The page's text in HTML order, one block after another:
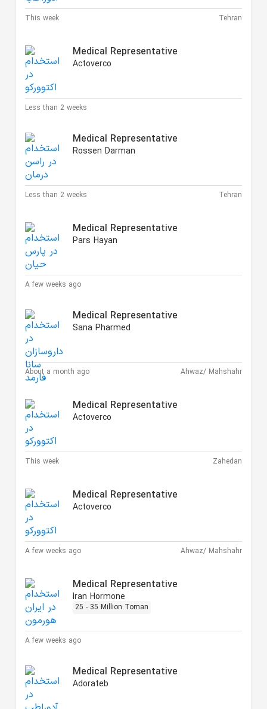
This week Tehran
Medical Representative
Actoverco
Less than 2 weeks
Medical Representative
Rossen Darman
Less than 2 weeks Tehran
Medical Representative
Pars Hayan
A few weeks ago
Medical Representative
Sana Pharmed
About a month ago Ahwaz/ Mahshahr
Medical Representative
Actoverco
This week Zahedan
Medical Representative
Actoverco
A few weeks ago Ahwaz/ Mahshahr
Medical Representative
Iran Hormone
25 - 35 Million Toman
A few weeks ago
Medical Representative
Adorateb